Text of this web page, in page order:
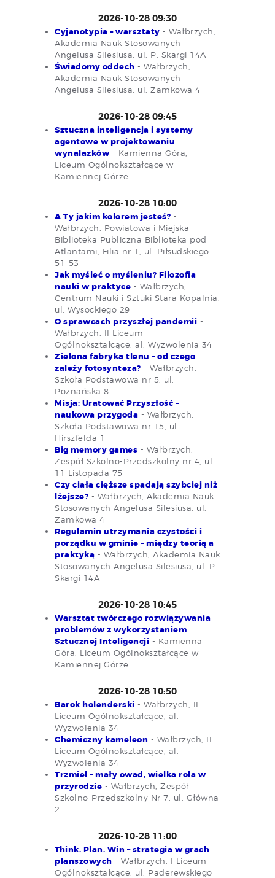
2026-10-28 09:30
Cyjanotypia – warsztaty - Wałbrzych,
Akademia Nauk Stosowanych
Angelusa Silesiusa, ul. P. Skargi 14A
Świadomy oddech - Wałbrzych,
Akademia Nauk Stosowanych
Angelusa Silesiusa, ul. Zamkowa 4
2026-10-28 09:45
Sztuczna inteligencja i systemy
agentowe w projektowaniu
wynalazków- Kamienna Góra,
Liceum Ogólnokształcące w
Kamiennej Górze
2026-10-28 10:00
A Ty jakim kolorem jesteś? -
Wałbrzych, Powiatowa i Miejska
Biblioteka Publiczna Biblioteka pod
Atlantami, Filia nr 1, ul. Piłsudskiego
51-53
Jak myśleć o myśleniu? Filozofia
nauki w praktyce - Wałbrzych,
Centrum Nauki i Sztuki Stara Kopalnia,
ul. Wysockiego 29
O sprawcach przyszłej pandemii -
Wałbrzych, II Liceum
Ogólnokształcące, al. Wyzwolenia 34
Zielona fabryka tlenu – od czego
zależy fotosynteza? - Wałbrzych,
Szkoła Podstawowa nr 5, ul.
Poznańska 8
Misja: Uratować Przyszłość –
naukowa przygoda - Wałbrzych,
Szkoła Podstawowa nr 15, ul.
Hirszfelda 1
Big memory games - Wałbrzych,
Zespół Szkolno-Przedszkolny nr 4, ul.
11 Listopada 75
Czy ciała cięższe spadają szybciej niż
lżejsze? - Wałbrzych, Akademia Nauk
Stosowanych Angelusa Silesiusa, ul.
Zamkowa 4
Regulamin utrzymania czystości i
porządku w gminie – między teorią a
praktyką - Wałbrzych, Akademia Nauk
Stosowanych Angelusa Silesiusa, ul. P.
Skargi 14A
2026-10-28 10:45
Warsztat twórczego rozwiązywania
problemów z wykorzystaniem
Sztucznej Inteligencji - Kamienna
Góra, Liceum Ogólnokształcące w
Kamiennej Górze
2026-10-28 10:50
Barok holenderski - Wałbrzych, II
Liceum Ogólnokształcące, al.
Wyzwolenia 34
Chemiczny kameleon - Wałbrzych, II
Liceum Ogólnokształcące, al.
Wyzwolenia 34
Trzmiel – mały owad, wielka rola w
przyrodzie - Wałbrzych, Zespół
Szkolno-Przedszkolny Nr 7, ul. Główna
2
2026-10-28 11:00
Think. Plan. Win – strategia w grach
planszowych - Wałbrzych, I Liceum
Ogólnokształcące, ul. Paderewskiego